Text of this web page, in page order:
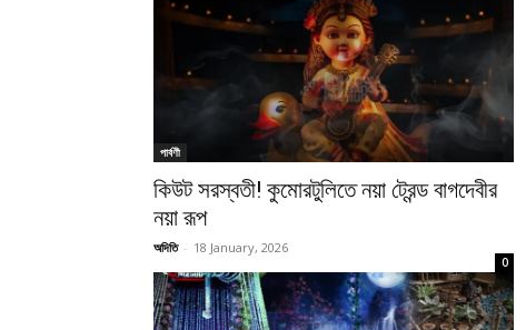
পার্বণী
কিউট সরস্বতী! কুমোরটুলিতে নয়া ট্রেন্ড বাগদেবীর
নয়া রূপ
অদিতি - 18 January, 2026
0